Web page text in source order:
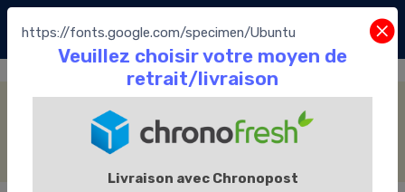
https://fonts.google.com/specimen/Ubuntu
Accueil